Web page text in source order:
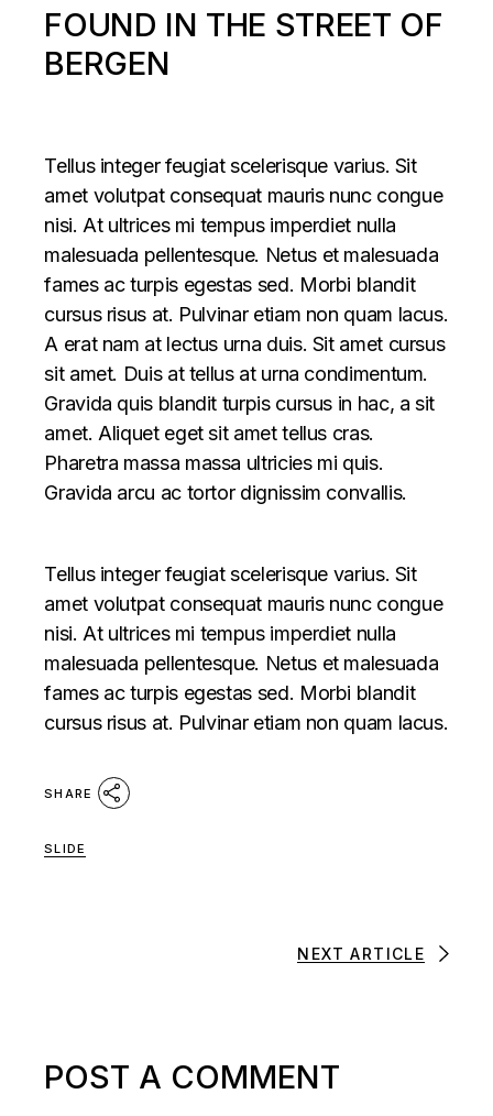
FOUND IN THE STREET OF
BERGEN
Tellus integer feugiat scelerisque varius. Sit
amet volutpat consequat mauris nunc congue
nisi. At ultrices mi tempus imperdiet nulla
malesuada pellentesque. Netus et malesuada
fames ac turpis egestas sed. Morbi blandit
cursus risus at. Pulvinar etiam non quam lacus.
A erat nam at lectus urna duis. Sit amet cursus
sit amet. Duis at tellus at urna condimentum.
Gravida quis blandit turpis cursus in hac, a sit
amet. Aliquet eget sit amet tellus cras.
Pharetra massa massa ultricies mi quis.
Gravida arcu ac tortor dignissim convallis.
Tellus integer feugiat scelerisque varius. Sit
amet volutpat consequat mauris nunc congue
nisi. At ultrices mi tempus imperdiet nulla
malesuada pellentesque. Netus et malesuada
fames ac turpis egestas sed. Morbi blandit
cursus risus at. Pulvinar etiam non quam lacus.
SHARE
SLIDE
NEXT ARTICLE
POST A COMMENT